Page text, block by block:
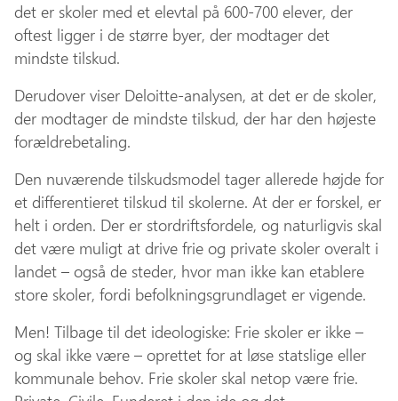
det er skoler med et elevtal på 600-700 elever, der
oftest ligger i de større byer, der modtager det
mindste tilskud.
Derudover viser Deloitte-analysen, at det er de skoler,
der modtager de mindste tilskud, der har den højeste
forældrebetaling.
Den nuværende tilskudsmodel tager allerede højde for
et differentieret tilskud til skolerne. At der er forskel, er
helt i orden. Der er stordriftsfordele, og naturligvis skal
det være muligt at drive frie og private skoler overalt i
landet – også de steder, hvor man ikke kan etablere
store skoler, fordi befolkningsgrundlaget er vigende.
Men! Tilbage til det ideologiske: Frie skoler er ikke –
og skal ikke være – oprettet for at løse statslige eller
kommunale behov. Frie skoler skal netop være frie.